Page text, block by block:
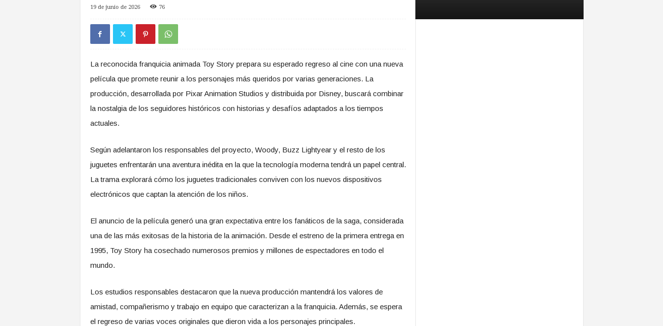
19 de junio de 2026 76
La reconocida franquicia animada Toy Story prepara su esperado regreso al cine con una nueva
película que promete reunir a los personajes más queridos por varias generaciones. La
producción, desarrollada por Pixar Animation Studios y distribuida por Disney, buscará combinar
la nostalgia de los seguidores históricos con historias y desafíos adaptados a los tiempos
actuales.
Según adelantaron los responsables del proyecto, Woody, Buzz Lightyear y el resto de los
juguetes enfrentarán una aventura inédita en la que la tecnología moderna tendrá un papel central.
La trama explorará cómo los juguetes tradicionales conviven con los nuevos dispositivos
electrónicos que captan la atención de los niños.
El anuncio de la película generó una gran expectativa entre los fanáticos de la saga, considerada
una de las más exitosas de la historia de la animación. Desde el estreno de la primera entrega en
1995, Toy Story ha cosechado numerosos premios y millones de espectadores en todo el
mundo.
Los estudios responsables destacaron que la nueva producción mantendrá los valores de
amistad, compañerismo y trabajo en equipo que caracterizan a la franquicia. Además, se espera
el regreso de varias voces originales que dieron vida a los personajes principales.